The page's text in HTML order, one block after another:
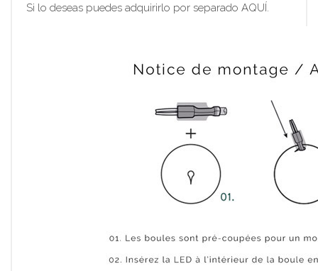
Si lo deseas puedes adquirirlo por separado AQUÍ.